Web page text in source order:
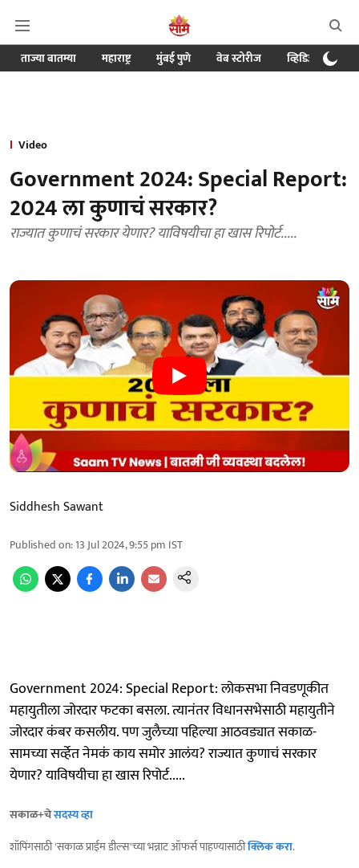
ताज्या बातम्या महाराष्ट्र मुंबई पुणे वेब स्टोरीज व्हिडिओ
Video
Government 2024: Special Report:
2024 ला कुणाचं सरकार?
राज्यात कुणाचं सरकार येणार? याविषयीचा हा खास रिपोर्ट.....
Siddhesh Sawant
Published on:13 Jul 2024, 9:55 pm IST
Government 2024: Special Report: लोकसभा निवडणूकीत
महायुतीला जोरदार फटका बसला. त्यानंतर विधानसभेसाठी महायुतीने
जोरदार कंबर कसलीय. पण जुलैच्या पहिल्या आठवड्यात सकाळ-
सामच्या सर्व्हेत नेमकं काय समोर आलंय? राज्यात कुणाचं सरकार
येणार? याविषयीचा हा खास रिपोर्ट.....
सकाळ+चेसदस्य व्हा
शॉपिंगसाठी 'सकाळ प्राईम डील्स'च्या भन्नाट ऑफर्स पाहण्यासाठीक्लिक करा.